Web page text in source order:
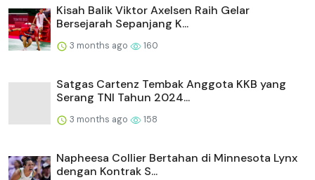
Kisah Balik Viktor Axelsen Raih Gelar
Bersejarah Sepanjang K...
3 months ago 160
Satgas Cartenz Tembak Anggota KKB yang
Serang TNI Tahun 2024...
3 months ago 158
Napheesa Collier Bertahan di Minnesota Lynx
dengan Kontrak S...